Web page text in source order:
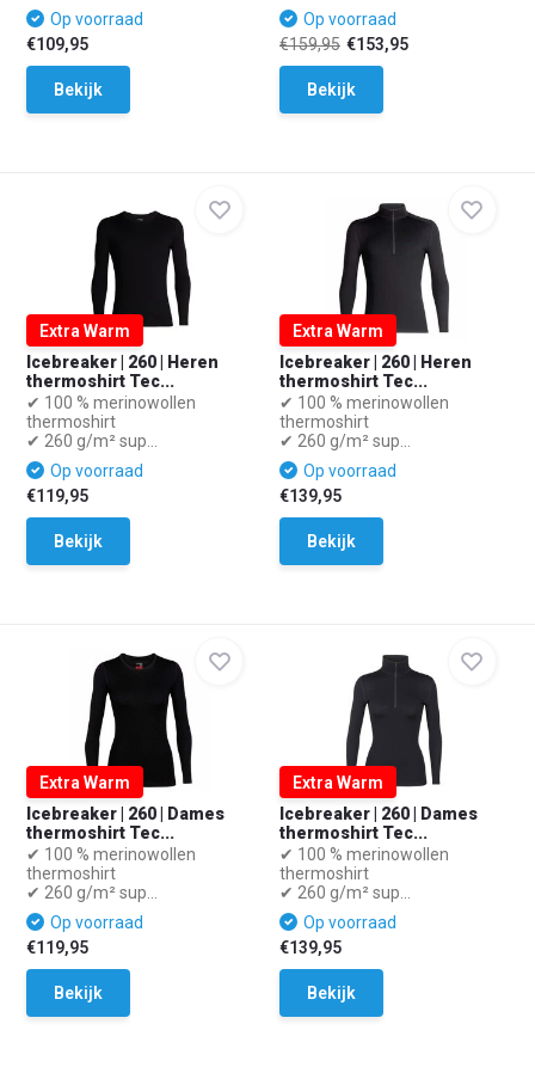
Op voorraad
€109,95
Bekijk
Op voorraad
€159,95 €153,95
Bekijk
Extra Warm
Icebreaker | 260 | Heren
thermoshirt Tec...
✔ 100 % merinowollen
thermoshirt
✔ 260 g/m² sup...
Op voorraad
€119,95
Bekijk
Extra Warm
Icebreaker | 260 | Heren
thermoshirt Tec...
✔ 100 % merinowollen
thermoshirt
✔ 260 g/m² sup...
Op voorraad
€139,95
Bekijk
Extra Warm
Icebreaker | 260 | Dames
thermoshirt Tec...
✔ 100 % merinowollen
thermoshirt
✔ 260 g/m² sup...
Op voorraad
€119,95
Bekijk
Extra Warm
Icebreaker | 260 | Dames
thermoshirt Tec...
✔ 100 % merinowollen
thermoshirt
✔ 260 g/m² sup...
Op voorraad
€139,95
Bekijk